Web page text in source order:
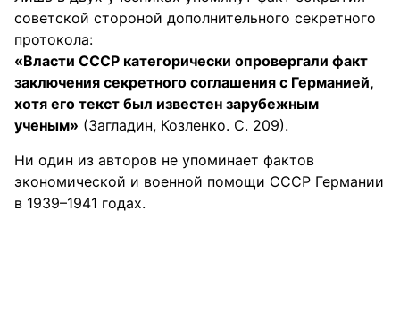
советской стороной дополнительного секретного
протокола:
«Власти СССР категорически опровергали факт
заключения секретного соглашения с Германией,
хотя его текст был известен зарубежным
ученым» (Загладин, Козленко. С. 209).
Ни один из авторов не упоминает фактов
экономической и военной помощи СССР Германии
в 1939–1941 годах.